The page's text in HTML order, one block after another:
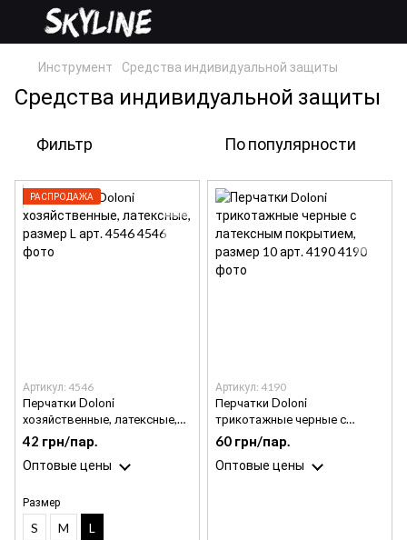
Инструмент Средства индивидуальной защиты
Средства индивидуальной защиты
Фильтр По популярности
РАСПРОДАЖА
Артикул: 4546
Перчатки Doloni
хозяйственные, латексные,
размер L арт. 4546
42 грн/пар.
Оптовые цены
Размер
S M L
Артикул: 4190
Перчатки Doloni
трикотажные черные с
латексным покрытием,
размер 10 арт. 4190
60 грн/пар.
Оптовые цены